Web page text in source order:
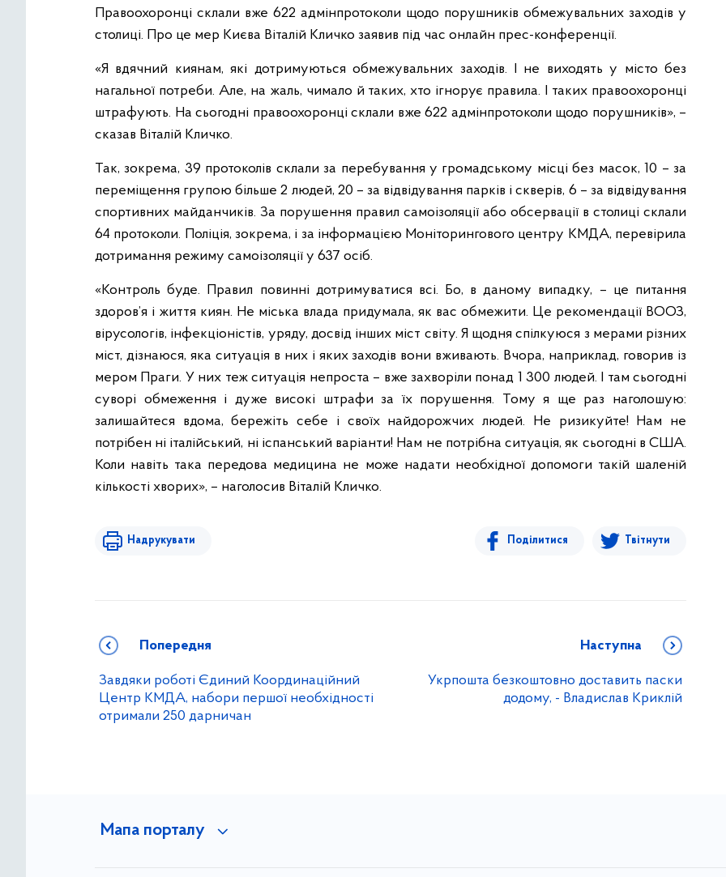
Правоохоронці склали вже 622 адмінпротоколи щодо порушників обмежувальних заходів у
столиці. Про це мер Києва Віталій Кличко заявив під час онлайн прес-конференції.
«Я вдячний киянам, які дотримуються обмежувальних заходів. І не виходять у місто без
нагальної потреби. Але, на жаль, чимало й таких, хто ігнорує правила. І таких правоохоронці
штрафують. На сьогодні правоохоронці склали вже 622 адмінпротоколи щодо порушників», –
сказав Віталій Кличко.
Так, зокрема, 39 протоколів склали за перебування у громадському місці без масок, 10 – за
переміщення групою більше 2 людей, 20 – за відвідування парків і скверів, 6 – за відвідування
спортивних майданчиків. За порушення правил самоізоляції або обсервації в столиці склали
64 протоколи. Поліція, зокрема, і за інформацією Моніторингового центру КМДА, перевірила
дотримання режиму самоізоляції у 637 осіб.
«Контроль буде. Правил повинні дотримуватися всі. Бо, в даному випадку, – це питання
здоров’я і життя киян. Не міська влада придумала, як вас обмежити. Це рекомендації ВООЗ,
вірусологів, інфекціоністів, уряду, досвід інших міст світу. Я щодня спілкуюся з мерами різних
міст, дізнаюся, яка ситуація в них і яких заходів вони вживають. Вчора, наприклад, говорив із
мером Праги. У них теж ситуація непроста – вже захворіли понад 1 300 людей. І там сьогодні
суворі обмеження і дуже високі штрафи за їх порушення. Тому я ще раз наголошую:
залишайтеся вдома, бережіть себе і своїх найдорожчих людей. Не ризикуйте! Нам не
потрібен ні італійський, ні іспанський варіанти! Нам не потрібна ситуація, як сьогодні в США.
Коли навіть така передова медицина не може надати необхідної допомоги такій шаленій
кількості хворих», – наголосив Віталій Кличко.
Надрукувати Поділитися Твітнути
Попередня
Завдяки роботі Єдиний Координаційний
Центр КМДА, набори першої необхідності
отримали 250 дарничан
Наступна
Укрпошта безкоштовно доставить паски
додому, - Владислав Криклій
Мапа порталу